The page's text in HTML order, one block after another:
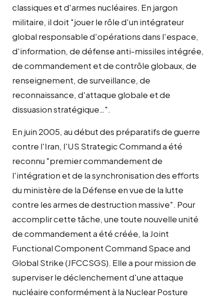
classiques et d'armes nucléaires. En jargon
militaire, il doit "jouer le rôle d'un intégrateur
global responsable d'opérations dans l'espace,
d'information, de défense anti-missiles intégrée,
de commandement et de contrôle globaux, de
renseignement, de surveillance, de
reconnaissance, d'attaque globale et de
dissuasion stratégique…".
En juin 2005, au début des préparatifs de guerre
contre l'Iran, l'US Strategic Command a été
reconnu "premier commandement de
l'intégration et de la synchronisation des efforts
du ministère de la Défense en vue de la lutte
contre les armes de destruction massive". Pour
accomplir cette tâche, une toute nouvelle unité
de commandement a été créée, la Joint
Functional Component Command Space and
Global Strike (JFCCSGS). Elle a pour mission de
superviser le déclenchement d'une attaque
nucléaire conformément à la Nuclear Posture